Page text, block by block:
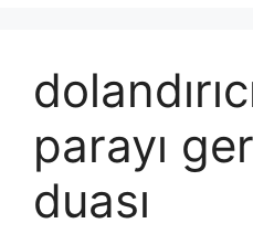
parayı
duası